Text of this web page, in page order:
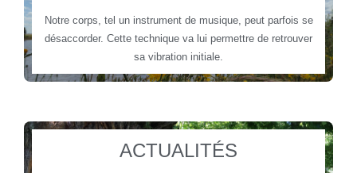
Notre corps, tel un instrument de musique, peut parfois se
désaccorder. Cette technique va lui permettre de retrouver
sa vibration initiale.
ACTUALITÉS